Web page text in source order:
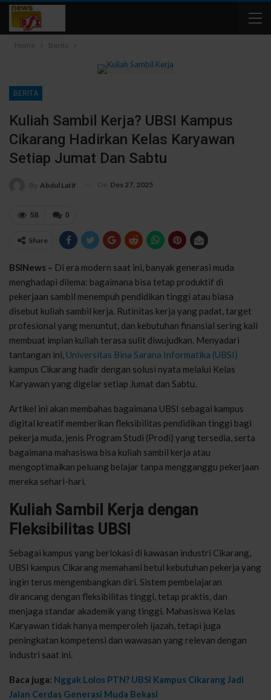
Home Berita
BERITA
Kuliah Sambil Kerja? UBSI Kampus
Cikarang Hadirkan Kelas Karyawan
Setiap Jumat Dan Sabtu
By Abdul Latif On Des 27, 2025
0
58
Share
BSINews – Di era modern saat ini, banyak generasi muda
menghadapi dilema: bagaimana bisa tetap produktif di
pekerjaan sambil menempuh pendidikan tinggi atau biasa
disebut kuliah sambil kerja. Rutinitas kerja yang padat, target
profesional yang menuntut, dan kebutuhan finansial sering kali
membuat impian kuliah terasa sulit diwujudkan. Menyadari
tantangan ini, Universitas Bina Sarana Informatika (UBSI)
kampus Cikarang hadir dengan solusi nyata melalui Kelas
Karyawan yang digelar setiap Jumat dan Sabtu.
Artikel ini akan membahas bagaimana UBSI sebagai kampus
digital kreatif memberikan fleksibilitas pendidikan tinggi bagi
pekerja muda, jenis Program Studi (Prodi) yang tersedia, serta
bagaimana mahasiswa bisa kuliah sambil kerja atau
mengoptimalkan peluang belajar tanpa mengganggu pekerjaan
mereka sehari-hari.
Kuliah Sambil Kerja dengan
Fleksibilitas UBSI
Sebagai kampus yang berlokasi di kawasan industri Cikarang,
UBSI kampus Cikarang memahami betul kebutuhan pekerja yang
ingin terus mengembangkan diri. Sistem pembelajaran
dirancang dengan fleksibilitas tinggi, tetap praktis, dan
menjaga standar akademik yang tinggi. Mahasiswa Kelas
Karyawan tidak hanya memperoleh ijazah, tetapi juga
peningkatan kompetensi dan wawasan yang relevan dengan
industri saat ini.
Baca juga: Nggak Lolos PTN? UBSI Kampus Cikarang Jadi
Jalan Cerdas Generasi Muda Bekasi